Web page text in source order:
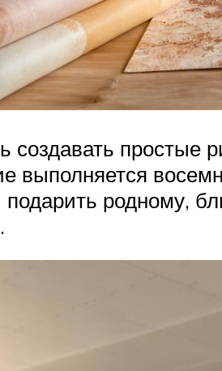
создавать простые
выполняется
подарить родному,